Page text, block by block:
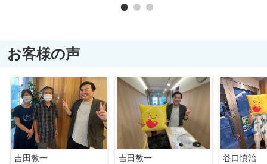
お客様の声
吉田教一 吉田教一 谷口慎治